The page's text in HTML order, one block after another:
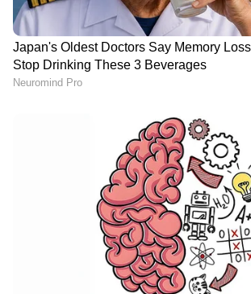
LATEST VIDEOS
തപ്പിയത് ഹെൽമറ്റ് കള്ളനെ;
കിട്ടിയത് ബൈക്ക് മോഷ്ടാവിനെ